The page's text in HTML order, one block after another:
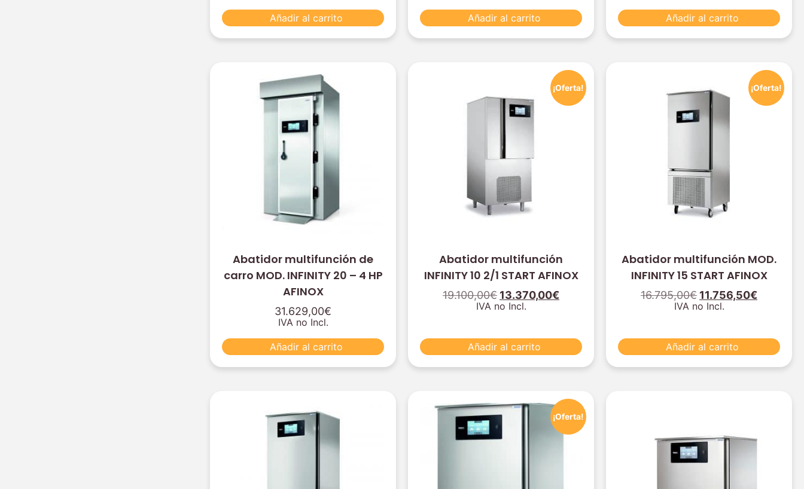
Añadir al carrito Añadir al carrito Añadir al carrito
Abatidor multifunción de
carro MOD. INFINITY 20 – 4 HP
AFINOX
31.629,00€
IVA no Incl.
Añadir al carrito
¡Oferta!
Abatidor multifunción
INFINITY 10 2/1 START AFINOX
19.100,00€ 13.370,00€
IVA no Incl.
Añadir al carrito
¡Oferta!
Abatidor multifunción MOD.
INFINITY 15 START AFINOX
16.795,00€ 11.756,50€
IVA no Incl.
Añadir al carrito
¡Oferta!